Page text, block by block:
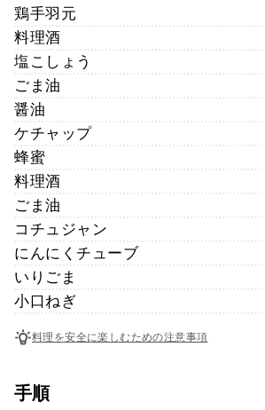
鶏手羽元
料理酒
塩こしょう
ごま油
醤油
ケチャップ
蜂蜜
料理酒
ごま油
コチュジャン
にんにくチューブ
いりごま
小口ねぎ
料理を安全に楽しむための注意事項
手順